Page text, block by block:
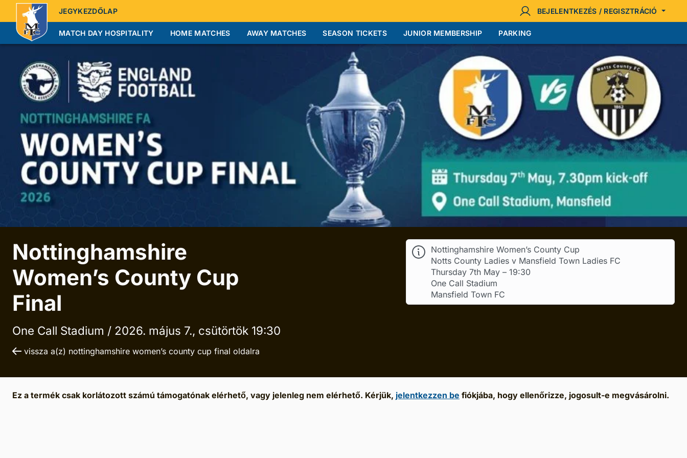
JEGYKEZDŐLAP BEJELENTKEZÉS / REGISZTRÁCIÓ
MATCH DAY HOSPITALITY HOME MATCHES AWAY MATCHES SEASON TICKETS JUNIOR MEMBERSHIP PARKING
Nottinghamshire
Women’s County Cup
Final
One Call Stadium / 2026. május 7., csütörtök 19:30
vissza a(z) nottinghamshire women’s county cup final oldalra
Nottinghamshire Women’s County Cup
Notts County Ladies v Mansfield Town Ladies FC
Thursday 7th May – 19:30
One Call Stadium
Mansfield Town FC
Ez a termék csak korlátozott számú támogatónak elérhető, vagy jelenleg nem elérhető. Kérjük, jelentkezzen be fiókjába, hogy ellenőrizze, jogosult-e megvásárolni.